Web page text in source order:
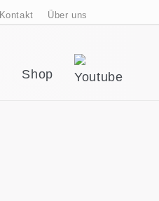
Kontakt Über uns
Shop